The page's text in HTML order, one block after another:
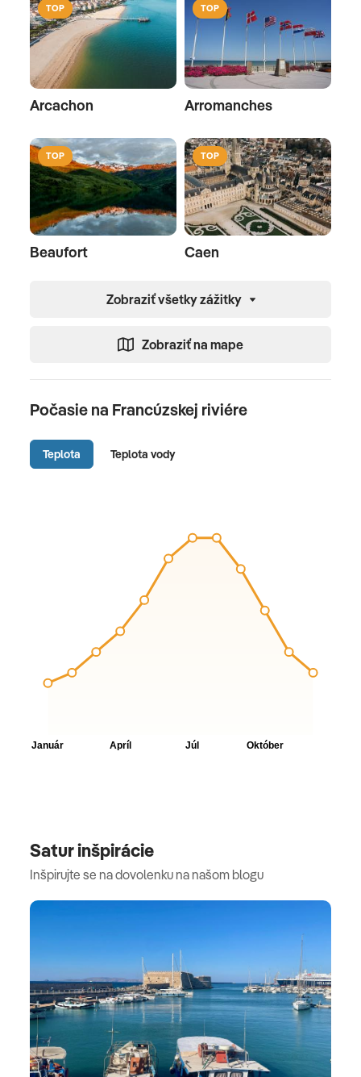
TOP
Arcachon
TOP
Arromanches
TOP
Beaufort
TOP
Caen
Zobraziť všetky zážitky
Zobraziť na mape
Počasie na Francúzskej riviére
Teplota Teplota vody
Satur inšpirácie
Inšpirujte se na dovolenku na našom blogu